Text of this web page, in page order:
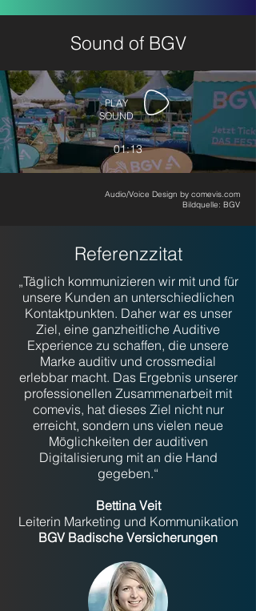
Sound of BGV
PLAY
SOUND
01:13
Audio/Voice Design by comevis.com
Bildquelle: BGV
Referenzzitat
„Täglich kommunizieren wir mit und für
unsere Kunden an unterschiedlichen
Kontaktpunkten. Daher war es unser
Ziel, eine ganzheitliche Auditive
Experience zu schaffen, die unsere
Marke auditiv und crossmedial
erlebbar macht. Das Ergebnis unserer
professionellen Zusammenarbeit mit
comevis, hat dieses Ziel nicht nur
erreicht, sondern uns vielen neue
Möglichkeiten der auditiven
Digitalisierung mit an die Hand
gegeben.“
Bettina Veit
Leiterin Marketing und Kommunikation
BGV Badische Versicherungen